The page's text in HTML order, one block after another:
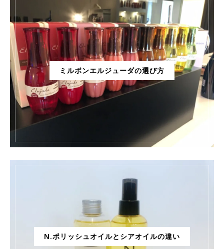
ミルボンエルジューダの選び方
N.ポリッシュオイルとシアオイルの違い